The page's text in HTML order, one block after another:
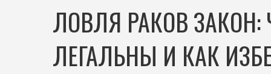
ЛОВЛЯ РАКОВ
ЛЕГАЛЬНЫ И КАК